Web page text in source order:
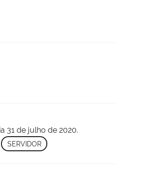
31 de julho de 2020.
SERVIDOR